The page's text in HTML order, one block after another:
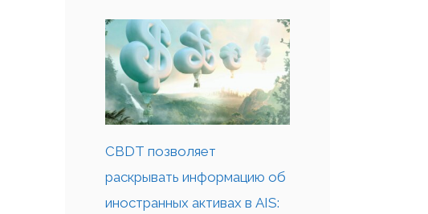
CBDT позволяет
раскрывать информацию об
иностранных активах в AIS: